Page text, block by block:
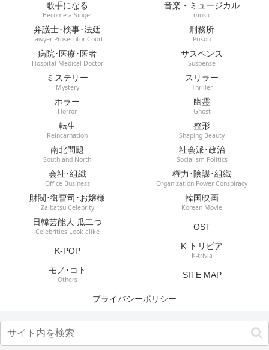
歌手になる
Become a Singer
音楽・ミュージカル
music
弁護士･検事･法廷
Lawyer Prosecutor Court
刑務所
Prison
病院･医療･医者
Hospital Medical Doctor
サスペンス
Suspense
ミステリー
Mystery
スリラー
Thriller
ホラー
Horror
幽霊
Ghost
転生
Reincarnation
整形
Shaping Beauty
南北問題
South and North
社会派･政治
Socialism Politics
会社･組織
Office Business
権力･陰謀･組織
Organization Power Conspiracy
財閥･御曹司･お嬢様
Zaibatsu Celebrity
韓国映画
Korean Movie
日韓芸能人 瓜二つ
Celebrities Look alike OST
K-POP K-トリビア
K-trivia
モノ･コト
Others SITE MAP
プライバシーポリシー